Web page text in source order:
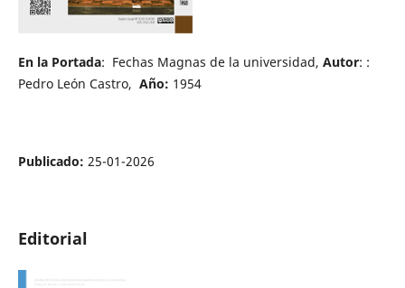
En la Portada: Fechas Magnas de la universidad, Autor: :
Pedro León Castro, Año: 1954
Publicado: 25-01-2026
Editorial